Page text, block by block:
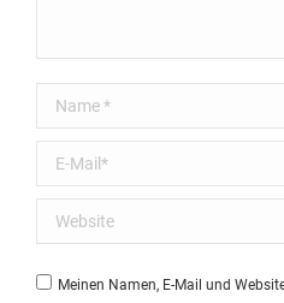
Name *
E-Mail *
Website
Meinen Namen, E-Mail und